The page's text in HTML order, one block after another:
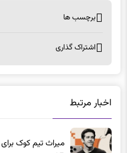
برچسب ها
اشتراک گذاری
اخبار مرتبط
میراث تیم کوک